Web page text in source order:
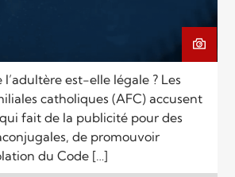
est-elle légale ? Les
catholiques (AFC) accusent
fait de la publicité pour des
de promouvoir
du Code […]